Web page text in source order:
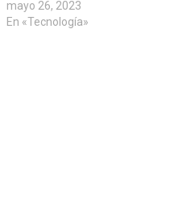
mayo 26, 2023
En «Tecnología»